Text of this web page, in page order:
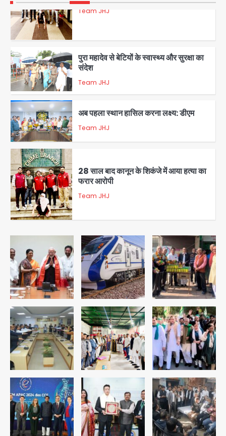
5
1
पुरा महादेव से बेटियों के स्वास्थ्य और सुरक्षा का
Team JHJ
2
अब पहला स्थान हासिल करना लक्ष्य: डीएम
Team JHJ
3
Team JHJ
4
डबल मर्डर का मुख्य साजिशकर्ता क्राइम ब्रांच
के हत्थे
Team JHJ
5
रोहित चौधरी गैंग का कुख्यात बदमाश राजस्थान
से गिरफ्तार
Team JHJ
1
पुरा महादेव से बेटियों के स्वास्थ्य और सुरक्षा का
संदेश
Team JHJ